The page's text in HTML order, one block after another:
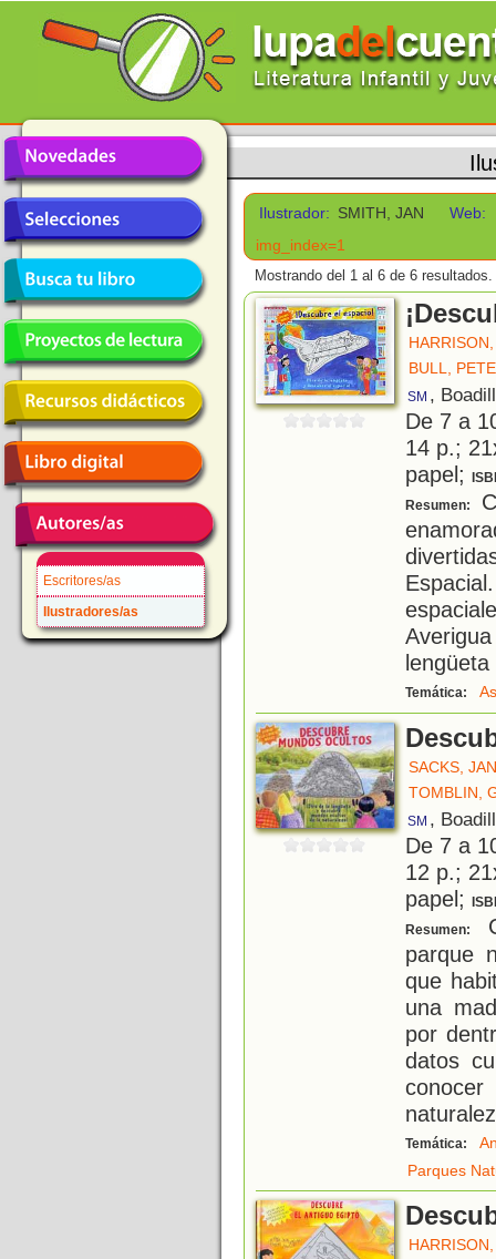
Escritores/as
Ilustradores/as
Ilustrador: SMITH, JAN
Web:
img_index=1
Mostrando del 1 al 6 de 6 resultados.
BULL,
SM ,
De 7 a
14 p.;
papel;
Resumen:
Temática:
SACKS,
TOMBLIN,
SM ,
De 7 a
12 p.;
papel;
Resumen:
parque
que
una
por
datos
Temática:
Parques